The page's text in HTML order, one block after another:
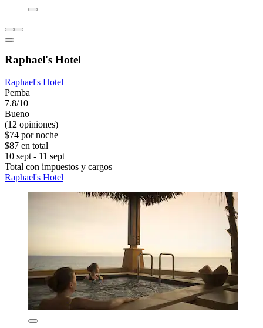
Raphael's Hotel
Raphael's Hotel
Pemba
7.8/10
Bueno
(12 opiniones)
$74 por noche
$87 en total
10 sept - 11 sept
Total con impuestos y cargos
Raphael's Hotel